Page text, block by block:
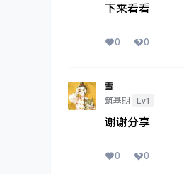
下来看看
0 0
雪
筑基期
Lv1
谢谢分享
0 0